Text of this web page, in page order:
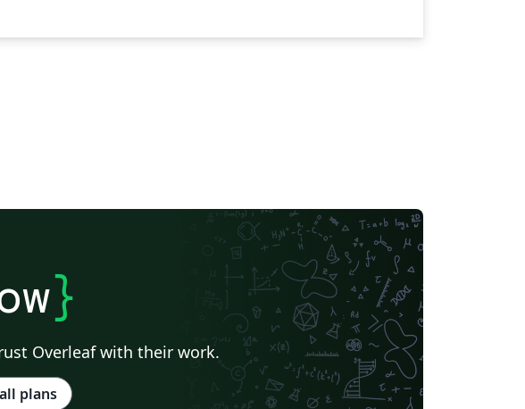
}
Overleaf with their work.
plans